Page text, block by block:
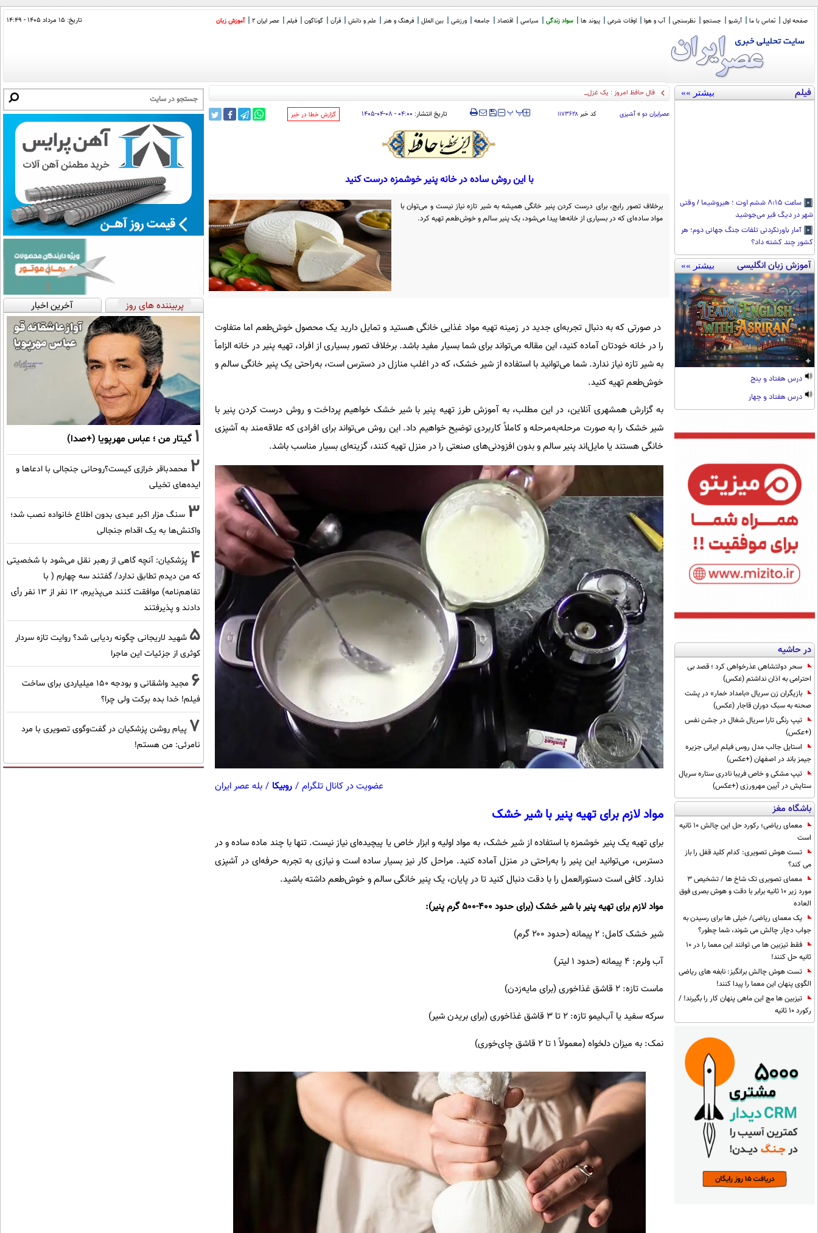
صفحه اول تماس با ما آرشیو جستجو نظرسنجی آب و هوا اوقات شرعی پیوند ها سواد زندگی سیاسی اقتصاد جامعه ورزشی بین الملل فرهنگ و هنر علم و دانش قرآن گوناگون فیلم عصر ایران 2 آموزش زبان تاریخ: ۱۵ مرداد ۱۴۰۵ - ۱۴:۴۹
فیلم بیشتر »»
ساعت ۸:۱۵ ششم اوت ؛ هیروشیما / وقتی
شهر در دیگ قیر می‌جوشید
آمار باورنکردنی تلفات جنگ جهانی دوم؛ هر
کشور چند کشته داد؟
آموزش زبان انگلیسی بیشتر »»
درس هفتاد و پنج
درس هفتاد و چهار
در حاشیه
سحر دولتشاهی عذرخواهی کرد ؛ قصد بی
احترامی به اذان نداشتم (عکس)
بازیگران زن سریال «بامداد خمار» در پشت
صحنه به سبک دوران قاجار (عکس)
تیپ رنگی تارا سریال شغال در جشن نفس
(+عکس)
استایل جالب مدل روس فیلم ایرانی جزیره
جیمز باند در اصفهان (+عکس)
تیپ مشکی و خاص فریبا نادری ستاره سریال
ستایش در آیین مهرورزی (+عکس)
باشگاه مغز
معمای ریاضی؛ رکورد حل این چالش 10 ثانیه
است
تست هوش تصویری: کدام کلید قفل را باز
می کند؟
معمای تصویری تک شاخ ها / تشخیص 3
مورد زیر 10 ثانیه برابر با دقت و هوش بصری فوق
العاده
یک معمای ریاضی/ خیلی ها برای رسیدن به
جواب دچار چالش می شوند، شما چطور؟
فقط تیزبین ها می توانند این معما را در 10
ثانیه حل کنند!
تست هوش چالش برانگیز: نابغه های ریاضی
الگوی پنهان این معما را پیدا کنند!
تیزبین ها مچ این ماهی پنهان کار را بگیرند! /
رکورد 10 ثانیه
فال حافظ امروز : یک غزل ناب و یک تفسیر گویا (26 اردیبهش
عصرايران دو »آشپزی کد خبر ۱۱۷۳۶۲۸ ‍‍‍ پپ تاریخ انتشار: ۰۴:۰۰ - ۰۸-۰۴-۱۴۰۵ ‌گزارش خطا در خبر
با این روش ساده در خانه پنیر خوشمزه درست کنید
برخلاف تصور رایج، برای درست کردن پنیر خانگی همیشه به شیر تازه نیاز نیست و می‌توان با
مواد ساده‌ای که در بسیاری از خانه‌ها پیدا می‌شود، یک پنیر سالم و خوش‌طعم تهیه کرد.
در صورتی که به دنبال تجربه‌ای جدید در زمینه تهیه مواد غذایی خانگی هستید و تمایل دارید یک محصول خوش‌طعم اما متفاوت
را در خانه خودتان آماده کنید، این مقاله می‌تواند برای شما بسیار مفید باشد. برخلاف تصور بسیاری از افراد، تهیه پنیر در خانه الزاماً
به شیر تازه نیاز ندارد. شما می‌توانید با استفاده از شیر خشک، که در اغلب منازل در دسترس است، به‌راحتی یک پنیر خانگی سالم و
خوش‌طعم تهیه کنید.
به گزارش همشهری آنلاین، در این مطلب، به آموزش طرز تهیه پنیر با شیر خشک خواهیم پرداخت و روش درست کردن پنیر با
شیر خشک را به صورت مرحله‌به‌مرحله و کاملاً کاربردی توضیح خواهیم داد. این روش می‌تواند برای افرادی که علاقه‌مند به آشپزی
خانگی هستند یا مایل‌اند پنیر سالم و بدون افزودنی‌های صنعتی را در منزل تهیه کنند، گزینه‌ای بسیار مناسب باشد.
عضویت در کانال تلگرام / روبیکا / بله عصر ایران
مواد لازم برای تهیه پنیر با شیر خشک
برای تهیه یک پنیر خوشمزه با استفاده از شیر خشک، به مواد اولیه و ابزار خاص یا پیچیده‌ای نیاز نیست. تنها با چند ماده ساده و در
دسترس، می‌توانید این پنیر را به‌راحتی در منزل آماده کنید. مراحل کار نیز بسیار ساده است و نیازی به تجربه حرفه‌ای در آشپزی
ندارد. کافی است دستورالعمل را با دقت دنبال کنید تا در پایان، یک پنیر خانگی سالم و خوش‌طعم داشته باشید.
مواد لازم برای تهیه پنیر با شیر خشک (برای حدود ۴۰۰-۵۰۰ گرم پنیر):
شیر خشک کامل: ۲ پیمانه (حدود ۲۰۰ گرم)
آب ولرم: ۴ پیمانه (حدود ۱ لیتر)
ماست تازه: ۲ قاشق غذاخوری (برای مایه‌زدن)
سرکه سفید یا آب‌لیمو تازه: ۲ تا ۳ قاشق غذاخوری (برای بریدن شیر)
نمک: به میزان دلخواه (معمولاً ۱ تا ۲ قاشق چای‌خوری)
پربیننده های روز آخرین اخبار
1 گیتار من ؛ عباس مهرپویا (+صدا)
2 محمدباقر خرازی کیست؟روحانی جنجالی با ادعاها و
ایده‌های تخیلی
3 سنگ مزار اکبر عبدی بدون اطلاع خانواده نصب شد؛
واکنش‌ها به یک اقدام جنجالی
4 پزشکیان‌: آنچه گاهی از رهبر نقل می‌شود با شخصیتی
که من دیدم تطابق ندارد/ گفتند سه چهارم ( با
تفاهم‌نامه) موافقت کنند می‌پذیرم، 12 نفر از 13 نفر رأی
دادند و پذیرفتند
5 شهید لاریجانی چگونه ردیابی شد؟ روایت تازه سردار
کوثری از جزئیات این ماجرا
6
مجید واشقانی و بودجه 150 میلیاردی برای ساخت
فیلم! خدا بده برکت ولی چرا؟
7 پیام روشن پزشکیان در گفت‌و‌گوی تصویری با مرد
نامرئی: من هستم!